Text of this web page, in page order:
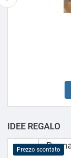
IDEE REGALO
Prezzo scontato